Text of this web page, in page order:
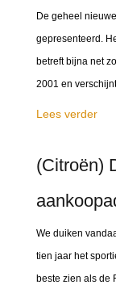
De geheel
gepresenteerd.
betreft bijna net
2001 en
Lees verder
(Citroën)
We duiken
tien jaar het
beste zien als de